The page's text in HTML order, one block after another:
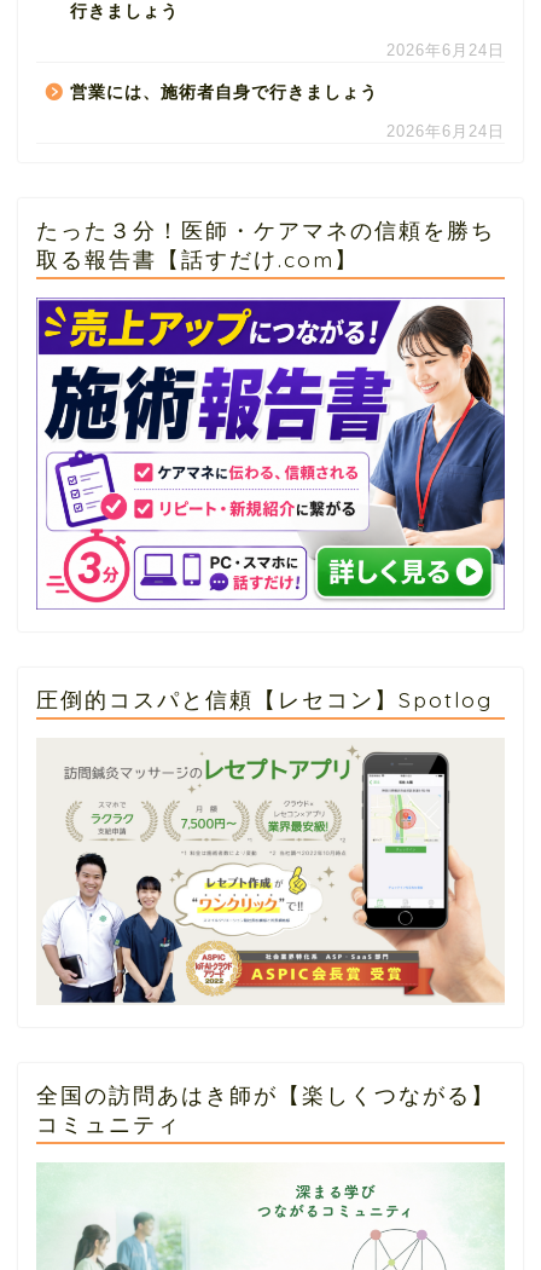
行きましょう
2026年6月24日
営業には、施術者自身で行きましょう
2026年6月24日
たった３分！医師・ケアマネの信頼を勝ち
取る報告書【話すだけ.com】
圧倒的コスパと信頼【レセコン】Spotlog
全国の訪問あはき師が【楽しくつながる】
コミュニティ